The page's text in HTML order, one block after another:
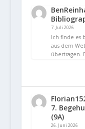
7. Juli 2026
Ich finde es
aus dem
übertragen.
7.
(9A)
26. Juni 2026